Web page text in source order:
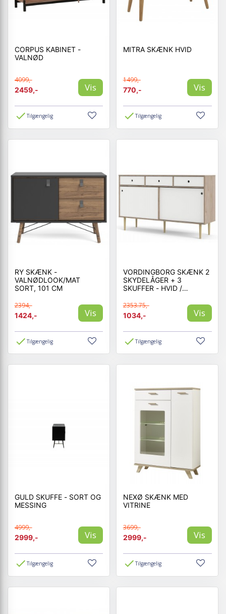
CORPUS KABINET -
VALNØD
4099,-
2459,-
Vis
Tilgængelig
MITRA SKÆNK HVID
1499,-
770,-
Vis
Tilgængelig
RY SKÆNK -
VALNØDLOOK/MAT
SORT, 101 CM
2394,-
1424,-
Vis
Tilgængelig
VORDINGBORG SKÆNK 2
SKYDELÅGER + 3
SKUFFER - HVID /
2353.75,-
1034,-
Vis
Tilgængelig
GULD SKUFFE - SORT OG
MESSING
4999,-
2999,-
Vis
Tilgængelig
NEXØ SKÆNK MED
VITRINE
3699,-
2999,-
Vis
Tilgængelig